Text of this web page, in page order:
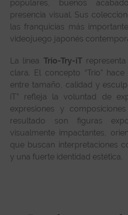
populares, buenos
presencia visual. Sus
las franquicias más
videojuego japonés
La línea Trio-Try-iTrepresenta
clara. El concepto “Trio”
entre tamaño, calidad y
iT” refleja la voluntad de
expresiones y
resultado son figuras
visualmente impactantes,
que buscan interpretaciones
y una fuerte identidad estética.